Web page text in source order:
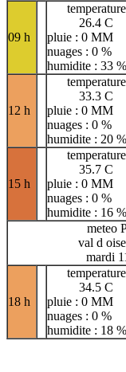
09 h
temperature
26.4 C
pluie : 0 MM
nuages : 0 %
humidite : 33 %
12 h
temperature
33.3 C
pluie : 0 MM
nuages : 0 %
humidite : 20 %
15 h
temperature
35.7 C
pluie : 0 MM
nuages : 0 %
humidite : 16 %
meteo
val d
mardi
18 h
temperature
34.5 C
pluie : 0 MM
nuages : 0 %
humidite : 18 %